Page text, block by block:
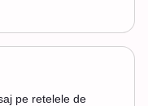
pe retelele de